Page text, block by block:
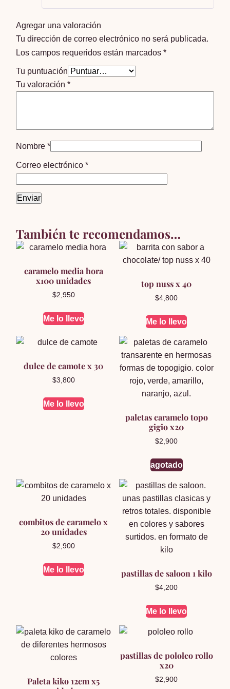
Agregar una valoración
Tu dirección de correo electrónico no será publicada.
Los campos requeridos están marcados*
Tu puntuación
Tu valoración*
Nombre*
Correo electrónico*
También te recomendamos…
caramelo media hora
x100 unidades
$2,950
Me lo llevo
top nuss x 40
$4,800
Me lo llevo
dulce de camote x 30
$3,800
Me lo llevo
paletas caramelo topo
gigio x20
$2,900
agotado
combitos de caramelo x
20 unidades
$2,900
Me lo llevo pastillas de saloon 1 kilo
$4,200
Me lo llevo
Paleta kiko 12cm x5
pastillas de pololeo rollo
x20
$2,900